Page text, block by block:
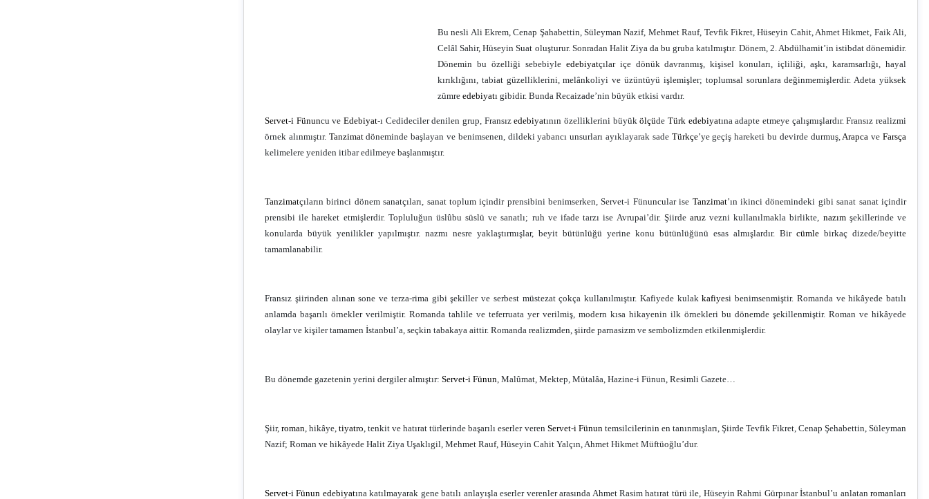
Bu nesli Ali Ekrem, Cenap Şahabettin, Süleyman Nazif, Mehmet Rauf, Tevfik Fikret, Hüseyin Cahit, Ahmet Hikmet, Faik Ali,
Celâl Sahir, Hüseyin Suat oluşturur. Sonradan Halit Ziya da bu gruba katılmıştır. Dönem, 2. Abdülhamit’in istibdat dönemidir.
Dönemin bu özelliği sebebiyle edebiyatçılar içe dönük davranmış, kişisel konuları, içliliği, aşkı, karamsarlığı, hayal
kırıklığını, tabiat güzelliklerini, melânkoliyi ve üzüntüyü işlemişler; toplumsal sorunlara değinmemişlerdir. Adeta yüksek
zümre edebiyatı gibidir. Bunda Recaizade’nin büyük etkisi vardır.
Servet-i Fünuncu veEdebiyat-ı Cedideciler denilen grup, Fransızedebiyatının özelliklerini büyükölçüdeTürk edebiyatına adapte etmeye çalışmışlardır. Fransız realizmi
örnek alınmıştır. Tanzimatdöneminde başlayan ve benimsenen, dildeki yabancı unsurları ayıklayarak sade Türkçe’ye geçiş hareketi bu devirde durmuş,Arapca veFarsça
kelimelere yeniden itibar edilmeye başlanmıştır.
Tanzimatçıların birinci dönem sanatçıları, sanat toplum içindir prensibini benimserken, Servet-i Fünuncular ise Tanzimat’ın ikinci dönemindeki gibi sanat sanat içindir
prensibi ile hareket etmişlerdir. Topluluğun üslûbu süslü ve sanatlı; ruh ve ifade tarzı ise Avrupai’dir. Şiirde aruzvezni kullanılmakla birlikte, nazımşekillerinde ve
konularda büyük yenilikler yapılmıştır. nazmı nesre yaklaştırmışlar, beyit bütünlüğü yerine konu bütünlüğünü esas almışlardır. Bir cümle birkaç dizede/beyitte
tamamlanabilir.
Fransız şiirinden alınan sone ve terza-rima gibi şekiller ve serbest müstezat çokça kullanılmıştır. Kafiyede kulakkafiyesi benimsenmiştir. Romanda ve hikâyede batılı
anlamda başarılı örnekler verilmiştir. Romanda tahlile ve teferruata yer verilmiş, modern kısa hikayenin ilk örnekleri bu dönemde şekillenmiştir. Roman ve hikâyede
olaylar ve kişiler tamamen İstanbul’a, seçkin tabakaya aittir. Romanda realizmden, şiirde parnasizm ve sembolizmden etkilenmişlerdir.
Bu dönemde gazetenin yerini dergiler almıştır: Servet-i Fünun, Malûmat, Mektep, Mütalâa, Hazine-i Fünun, Resimli Gazete…
Şiir,roman, hikâye,tiyatro, tenkit ve hatırat türlerinde başarılı eserler veren Servet-i Fünuntemsilcilerinin en tanınmışları, Şiirde Tevfik Fikret, Cenap Şehabettin, Süleyman
Nazif; Roman ve hikâyede Halit Ziya Uşaklıgil, Mehmet Rauf, Hüseyin Cahit Yalçın, Ahmet Hikmet Müftüoğlu’dur.
Servet-i Fünun edebiyatına katılmayarak gene batılı anlayışla eserler verenler arasında Ahmet Rasim hatırat türü ile, Hüseyin Rahmi Gürpınar İstanbul’u anlatanromanları